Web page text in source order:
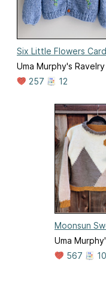
Six Little Flowers
Uma Murphy's
257
12
Moonsun
Uma
567
10